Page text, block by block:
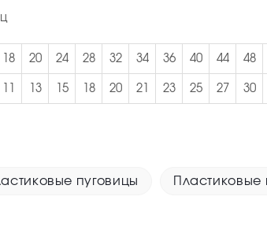
18 20 24 28 32 34 36 40 44 48
13 15 18 20 21 23 25 27 30
пуговицы